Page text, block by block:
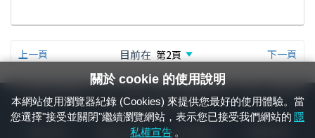
上一頁 目前在 下一頁
24小時緊急通報電話：1933（市話、手機，僅限發現軌道、平交道、橋樑及隧
道等有障礙物之通報專用）
資通安全政策
關於 cookie 的使用說明
本網站使用瀏覽器紀錄 (Cookies) 來提供您最好的使用體驗。當
您選擇"接受並關閉"繼續瀏覽網站，表示您已接受我們網站的 隱
私權宣告 。